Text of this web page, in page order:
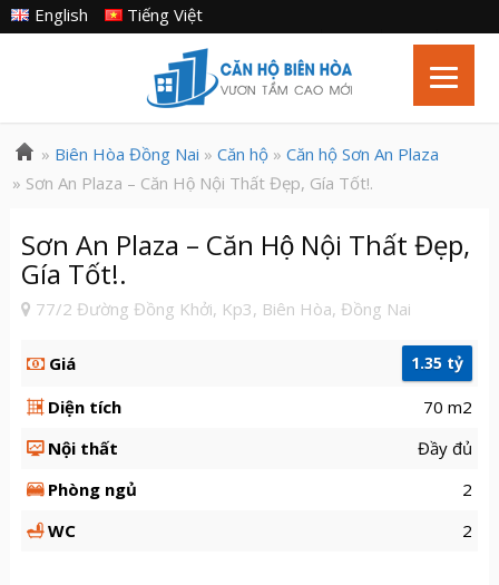
Tiếng Việt
English
» Biên Hòa Đồng Nai » Căn hộ» Căn hộ Sơn An Plaza
» Sơn An Plaza – Căn Hộ Nội Thất Đẹp, Gía Tốt!.
Sơn An Plaza – Căn Hộ Nội Thất Đẹp,
Gía Tốt!.
77/2 Đường Đồng Khởi, Kp3, Biên Hòa, Đồng Nai
Giá 1.35 tỷ
Diện tích
70 m2
Nội thất
Đầy đủ
Phòng ngủ
2
WC
2